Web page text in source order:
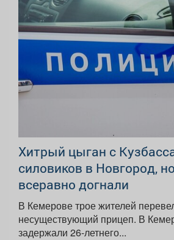
Хитрый цыган с
силовиков в Новгород,
всеравно догнали
В Кемерове трое жителей
несуществующий прицеп. В Кемерове полицейские
задержали 26-летнего...